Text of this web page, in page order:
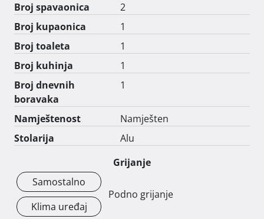
Broj spavaonica
2
Broj kupaonica
1
Broj toaleta
1
Broj kuhinja
1
Broj dnevnih
boravaka
1
Namještenost
Namješten
Stolarija
Alu
Grijanje
Samostalno
Klima uređaj
Podno grijanje